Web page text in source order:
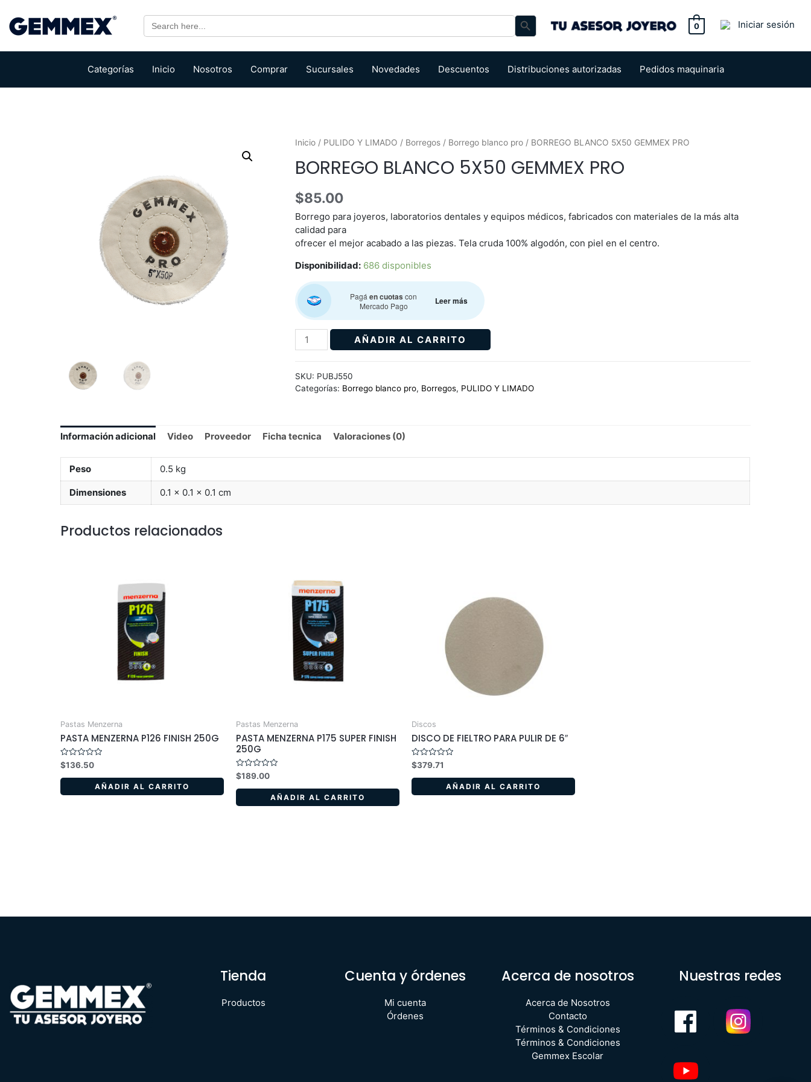
Iniciar sesión
Search
for:
Search Button
Categorías Inicio Nosotros Comprar Sucursales Novedades Descuentos Distribuciones autorizadas Pedidos maquinaria
0
Inicio/ PULIDO Y LIMADO / Borregos/ Borrego blanco pro/ BORREGO BLANCO 5X50 GEMMEX PRO
BORREGO BLANCO 5X50 GEMMEX PRO
$85.00
Borrego para joyeros, laboratorios dentales y equipos médicos, fabricados con materiales de la más alta
calidad para
ofrecer el mejor acabado a las piezas. Tela cruda 100% algodón, con piel en el centro.
Disponibilidad: 686 disponibles
Pagá en cuotas con
Mercado Pago
Leer más
AÑADIR AL CARRITO
SKU: PUBJ550
Categorías: Borrego blanco pro, Borregos, PULIDO Y LIMADO
Información adicional Video Proveedor Ficha tecnica Valoraciones (0)
Peso 0.5 kg
Dimensiones 0.1 × 0.1 × 0.1 cm
Productos relacionados
Pastas Menzerna
PASTA MENZERNA P126 FINISH 250G
Valorado
en
0
5
$136.50
AÑADIR AL CARRITO
Pastas Menzerna
PASTA MENZERNA P175 SUPER FINISH
250G
Valorado
en
0
5
$189.00
AÑADIR AL CARRITO
Discos
DISCO DE FIELTRO PARA PULIR DE 6″
Valorado
en
0
5
$379.71
AÑADIR AL CARRITO
Tienda
Productos
Cuenta y órdenes
Mi cuenta
Órdenes
Acerca de nosotros
Acerca de Nosotros
Contacto
Términos & Condiciones
Términos & Condiciones
Gemmex Escolar
Nuestras redes